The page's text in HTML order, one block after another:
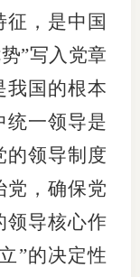
征，是中国
”写入党章
我国的根本
统一领导是
的领导制度
党，确保党
领导核心作
”的决定性